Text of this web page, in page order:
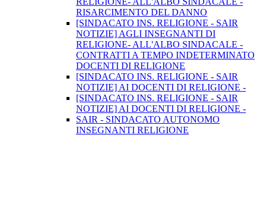
RISARCIMENTO DEL DANNO
[SINDACATO INS. RELIGIONE - SAIR
NOTIZIE] AGLI INSEGNANTI DI
RELIGIONE- ALL'ALBO SINDACALE -
CONTRATTI A TEMPO INDETERMINATO
DOCENTI DI RELIGIONE
[SINDACATO INS. RELIGIONE - SAIR
NOTIZIE] AI DOCENTI DI RELIGIONE -
[SINDACATO INS. RELIGIONE - SAIR
NOTIZIE] AI DOCENTI DI RELIGIONE -
SAIR - SINDACATO AUTONOMO
INSEGNANTI RELIGIONE